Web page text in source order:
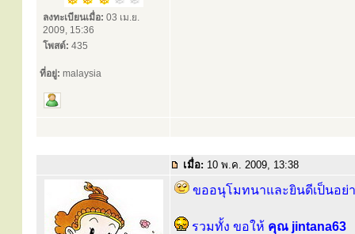
ลงทะเบียนเมื่อ: 03 เม.ย.
2009, 15:36
โพสต์: 435
ที่อยู่: malaysia
เมื่อ: 10 พ.ค. 2009, 13:38
ขออนุโมทนาและยินดีเป็นอย่
รวมทั้ง ขอให้ คุณ jintana63